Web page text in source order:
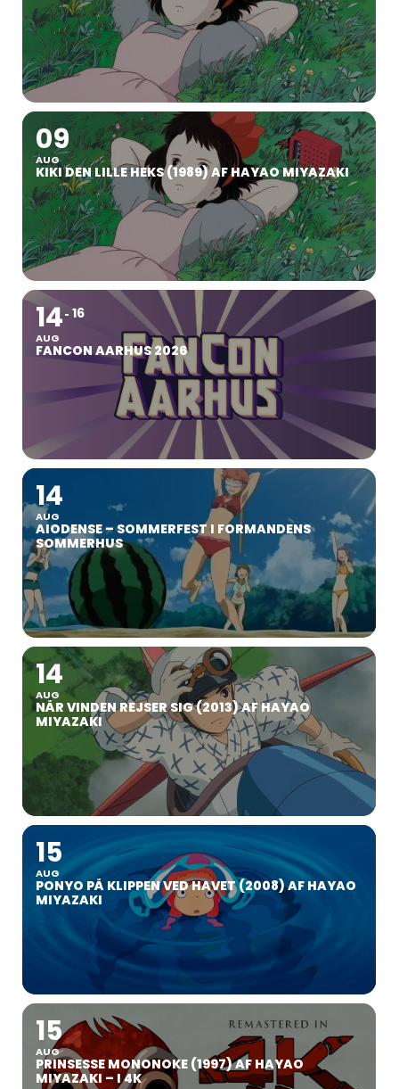
09
AUG
KIKI DEN LILLE HEKS (1989) AF HAYAO MIYAZAKI
14
AUG
16
FANCON AARHUS 2026
14
AUG
AIODENSE – SOMMERFEST I FORMANDENS
SOMMERHUS
14
AUG
NÅR VINDEN REJSER SIG (2013) AF HAYAO
MIYAZAKI
15
AUG
PONYO PÅ KLIPPEN VED HAVET (2008) AF HAYAO
MIYAZAKI
15
AUG
PRINSESSE MONONOKE (1997) AF HAYAO
MIYAZAKI – I 4K